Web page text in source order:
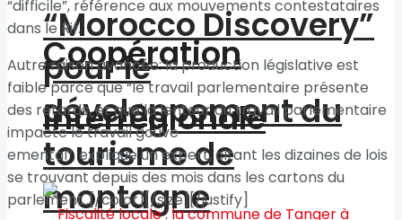
“Morocco Discovery”
pour le
développement du
tourisme de
montagne
Coopération
interrégionale
“difficile”, référence aux mouvements contestataires
dans le Rif.
Autre raison avancée: la production législative est
faible parce que “le travail parlementaire présente
des retards, et que la lenteur du travail parlementaire
impacte le travail gouve
emental”, explique un expert, citant les dizaines de lois
se trouvant depuis des mois dans les cartons du
parlement..[/color][/size][/justify]